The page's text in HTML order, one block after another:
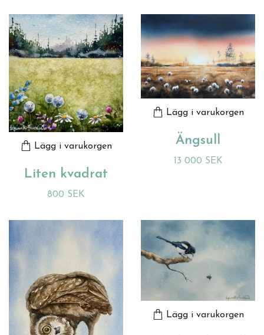
Lägg i varukorgen
Liten kvadrat
800 SEK
Lägg i varukorgen
Ängsull
13 000 SEK
Lägg i varukorgen